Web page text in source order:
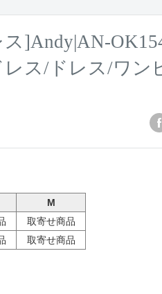
]Andy|AN-
ス/ドレス/ワン
M
取寄せ商品
取寄せ商品